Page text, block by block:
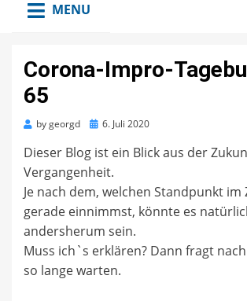
MENU
Corona-Impro-
65
bygeorgd
Posted
6. Juli 2020
Dieser Blog ist ein Blick aus der
Vergangenheit.
Je nach dem, welchen Standpunkt im
gerade einnimmst, könnte es
andersherum sein.
Muss ich`s erklären? Dann fragt
so lange warten.